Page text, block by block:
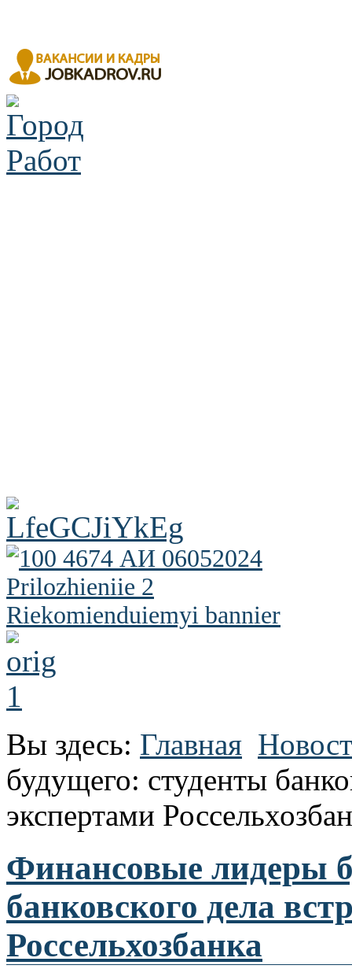
Вы здесь: Главная
будущего: студенты
экспертами
Финансовые лидеры
банковского дела
Россельхозбанка